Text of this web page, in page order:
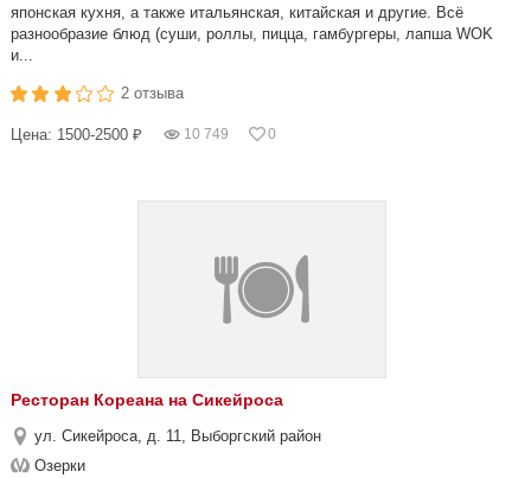
японская кухня, а также итальянская, китайская и другие. Всё
разнообразие блюд (суши, роллы, пицца, гамбургеры, лапша WOK
и...
2 отзыва
Цена: 1500-2500 ₽ 10 749 0
Ресторан Кореана на Сикейроса
ул. Сикейроса, д. 11, Выборгский район
Озерки